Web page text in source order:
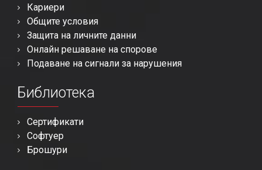
Кариери
Общите условия
Защита на личните данни
Онлайн решаване на спорове
Подаване на сигнали за нарушения
Библиотека
Сертификати
Софтуер
Брошури